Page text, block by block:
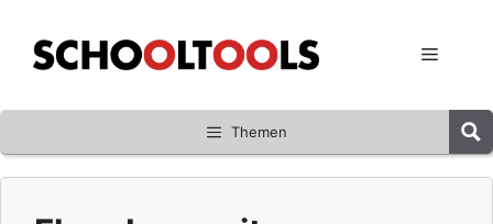
Inhalt
springen
Menü
Themen